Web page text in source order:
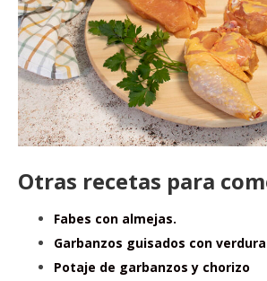
Otras recetas para
Fabes con almejas.
Garbanzos guisados con
Potaje de garbanzos y chorizo